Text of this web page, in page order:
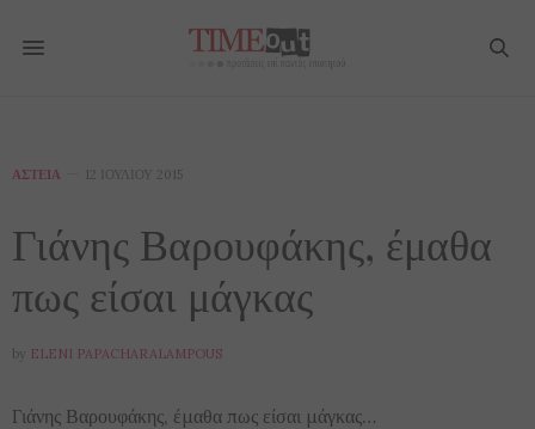
ΑΣΤΕΊΑ 12 ΙΟΥΛΊΟΥ 2015
Γιάνης Βαρουφάκης, έμαθα
πως είσαι μάγκας
by ELENI PAPACHARALAMPOUS
Γιάνης Βαρουφάκης, έμαθα πως είσαι μάγκας…